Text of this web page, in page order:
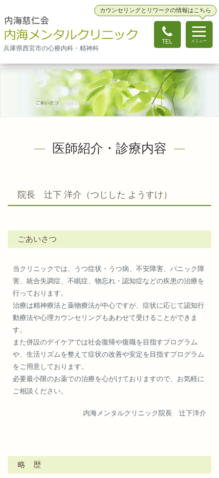
カウンセリングとリワークの情報はこちら
兵庫県西宮市の心療内科・精神科
TEL メニュー
医師紹介・診療内容
院長 辻下 洋介（つじした ようすけ）
ごあいさつ
当クリニックでは、うつ症状・うつ病、不安障害、パニック障
害、統合失調症、不眠症、物忘れ・認知症などの疾患の治療を
行っております。
治療は精神療法と薬物療法が中心ですが、症状に応じて認知行
動療法や心理カウンセリングもあわせて受けることができま
す。
また併設のデイケアでは社会復帰や復職を目指すプログラム
や、生活リズムを整えて症状の改善や安定を目指すプログラム
をご用意しております。
必要最小限のお薬での治療を心がけておりますので、お気軽に
ご相談ください。
内海メンタルクリニック院長 辻下洋介
略 歴